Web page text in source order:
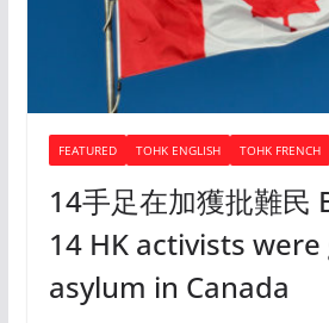
FEATURED TOHK ENGLISH TOHK FRENCH
14手足在加獲批難民
14 HK activists
asylum in Canada